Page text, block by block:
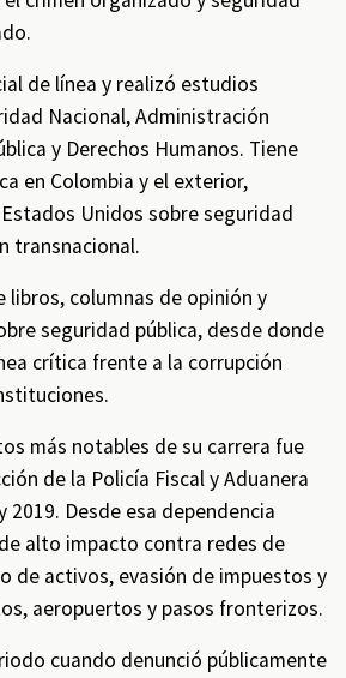
de línea y realizó estudios
Nacional, Administración
y Derechos Humanos. Tiene
en Colombia y el exterior,
Unidos sobre seguridad
transnacional.
libros, columnas de opinión y
seguridad pública, desde donde
crítica frente a la corrupción
más notables de su carrera fue
de la Policía Fiscal y Aduanera
2019. Desde esa dependencia
alto impacto contra redes de
de activos, evasión de impuestos y
aeropuertos y pasos fronterizos.
cuando denunció públicamente